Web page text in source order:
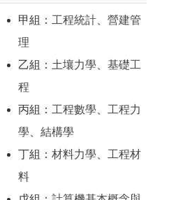
甲組： 工程統計
營建管
理
乙組： 土壤力學
基礎工
程
丙組： 工程數學
工程力
學
結構學
丁組： 材料力學
工程材
料